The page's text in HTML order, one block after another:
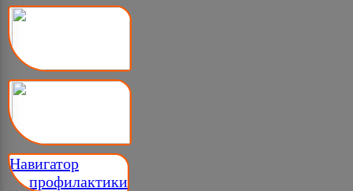
Навигатор
__ профилактики